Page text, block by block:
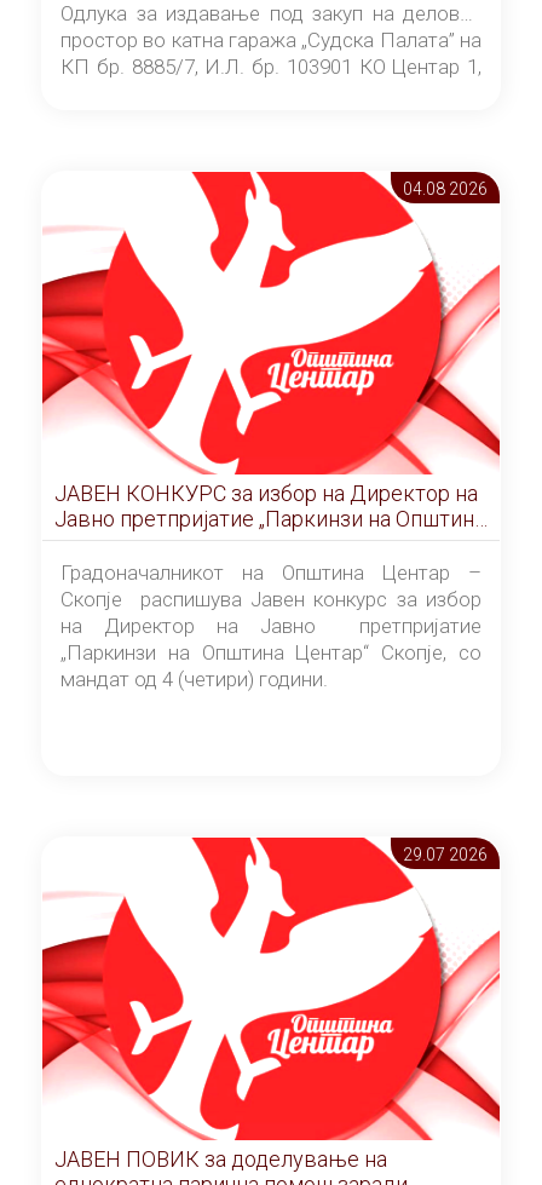
Одлука за издавање под закуп на деловен
простор во катна гаража „Судска Палата” на
КП бр. 8885/7, И.Л. бр. 103901 КО Центар 1,
Скопје” број 9/2026), за времетраење од 3
(три) години од денот на потпишувањето на
Договорот за закуп со најповолниот
понудувач.
04.08 2026
ЈАВЕН КОНКУРС за избор на Директор на
Јавно претпријатие „Паркинзи на Општина
Центар“ – Скопје
Градоначалникот на Општина Центар –
Скопје распишува Јавен конкурс за избор
на Директор на Јавно претпријатие
„Паркинзи на Општина Центар“ Скопје, со
мандат од 4 (четири) години.
29.07 2026
ЈАВЕН ПОВИК за доделување на